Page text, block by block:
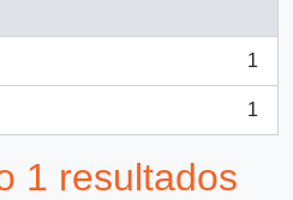
1
1
1 resultados